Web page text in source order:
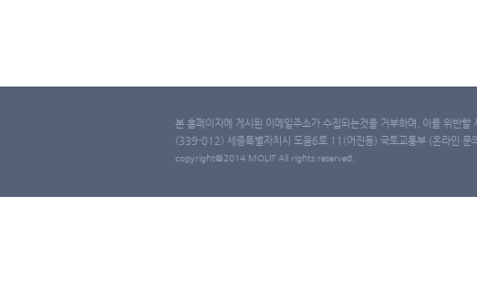
본 홈페이지에 게시된 이메일주소가 수집되는것을 거부하며, 이를 위반할
(339-012) 세종특별자치시 도움6로 11(어진동) 국토교통부 (온라인
copyright@2014 MOLIT All rights reserved.